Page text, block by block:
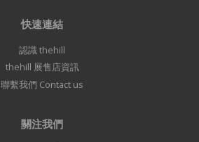
快速連結
認識 thehill
thehill 展售店資訊
聯繫我們 Contact us
關注我們